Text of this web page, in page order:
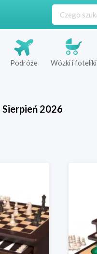
Podróże Wózki i foteliki
Sierpień 2026